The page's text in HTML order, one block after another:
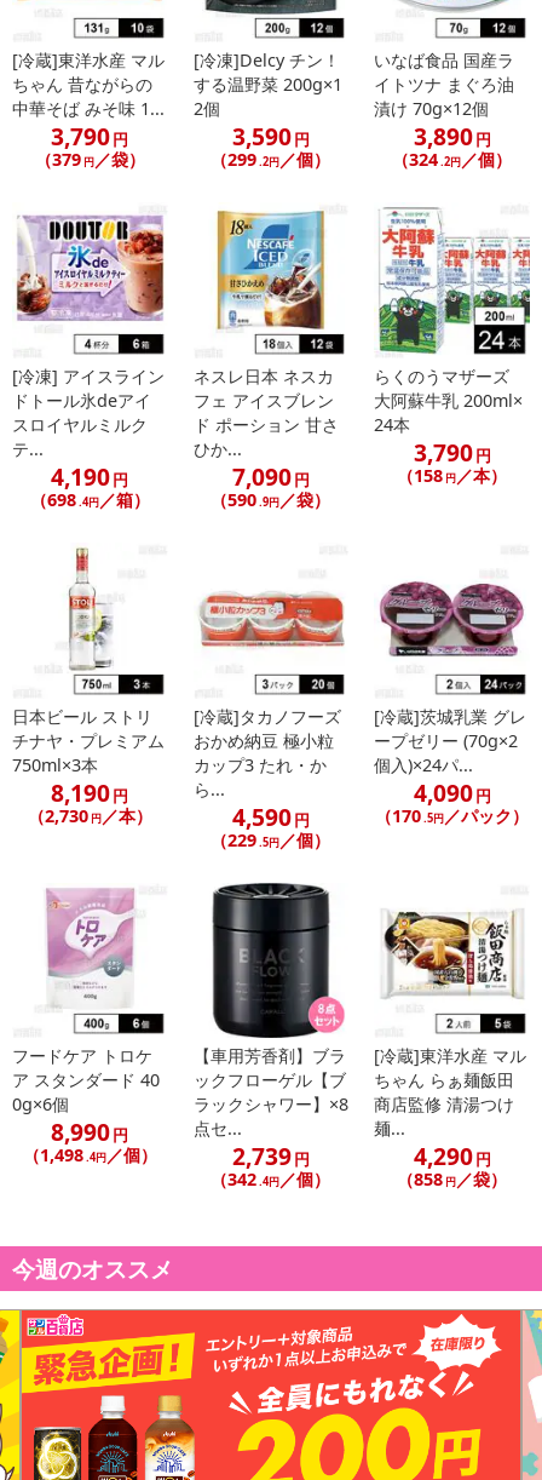
[冷蔵]東洋水産 マル
ちゃん 昔ながらの
中華そば みそ味 1...
3,790円
（379 円／袋）
[冷凍]Delcy チン！
する温野菜 200g×1
2個
3,590円
（299.2円／個）
いなば食品 国産ラ
イトツナ まぐろ油
漬け 70g×12個
3,890円
（324.2円／個）
[冷凍] アイスライン
ドトール氷deアイ
スロイヤルミルク
テ...
4,190円
（698.4円／箱）
ネスレ日本 ネスカ
フェ アイスブレン
ド ポーション 甘さ
ひか...
7,090円
（590.9円／袋）
らくのうマザーズ
大阿蘇牛乳 200ml×
24本
3,790円
（158 円／本）
日本ビール ストリ
チナヤ・プレミアム
750ml×3本
8,190円
（2,730 円／本）
[冷蔵]タカノフーズ
おかめ納豆 極小粒
カップ3 たれ・か
ら...
4,590円
（229.5円 ／個）
[冷蔵]茨城乳業 グレ
ープゼリー (70g×2
個入)×24パ...
4,090円
（170.5円 ／パック）
フードケア トロケ
ア スタンダード 40
0g×6個
8,990円
（1,498.4円／個）
【車用芳香剤】ブラ
ックフローゲル【ブ
ラックシャワー】×8
点セ...
2,739円
（342.4円／個）
[冷蔵]東洋水産 マル
ちゃん らぁ麺飯田
商店監修 清湯つけ
麺...
4,290円
（858 円／袋）
今週のオススメ